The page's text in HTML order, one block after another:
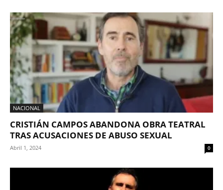
NACIONAL
CRISTIÁN CAMPOS ABANDONA OBRA TEATRAL
TRAS ACUSACIONES DE ABUSO SEXUAL
Abril 1, 2024 0